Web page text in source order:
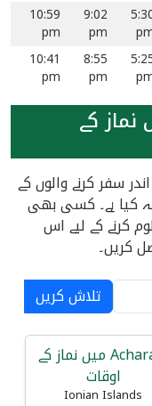
9:02
pm
10:59
pm
8:55
pm
10:41
pm
کے
سفر کرنے والوں کے
کیا ہے۔ کسی بھی
کرنے کے لیے اس
کریں۔
تلاش کریں
Acharavi میں نماز کے
اوقات
Ionian Islands